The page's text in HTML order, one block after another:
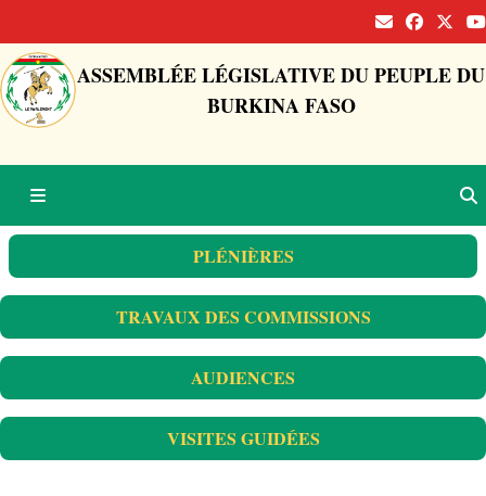
ASSEMBLÉE LÉGISLATIVE DU PEUPLE DU
BURKINA FASO
PLÉNIÈRES
TRAVAUX DES COMMISSIONS
AUDIENCES
VISITES GUIDÉES